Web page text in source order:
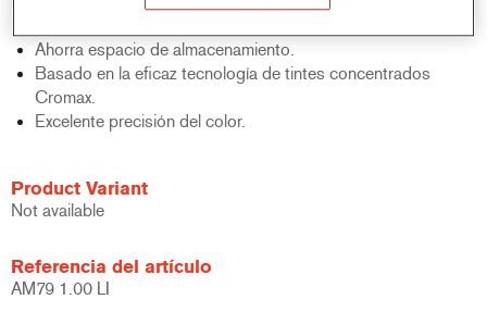
Ahorra espacio de almacenamiento.
Basado en la eficaz tecnología de tintes concentrados
Cromax.
Excelente precisión del color.
Product Variant
Not available
Referencia del artículo
AM79 1.00 LI